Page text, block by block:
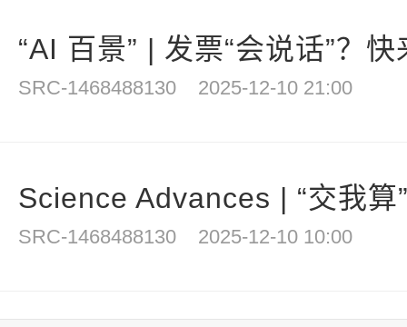
“AI 百景” | 发票“会说话”？
SRC-1468488130 2025-12-10 21:00
Science Advances | “交我算
SRC-1468488130 2025-12-10 10:00